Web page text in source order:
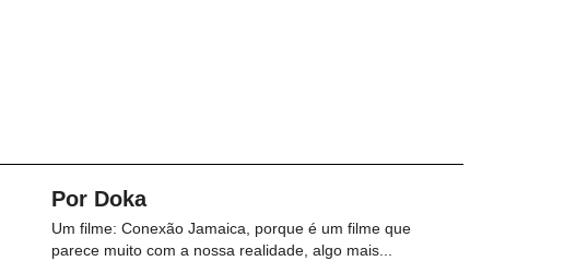
Por Doka
Um filme: Conexão Jamaica, porque é um filme que
parece muito com a nossa realidade, algo mais...